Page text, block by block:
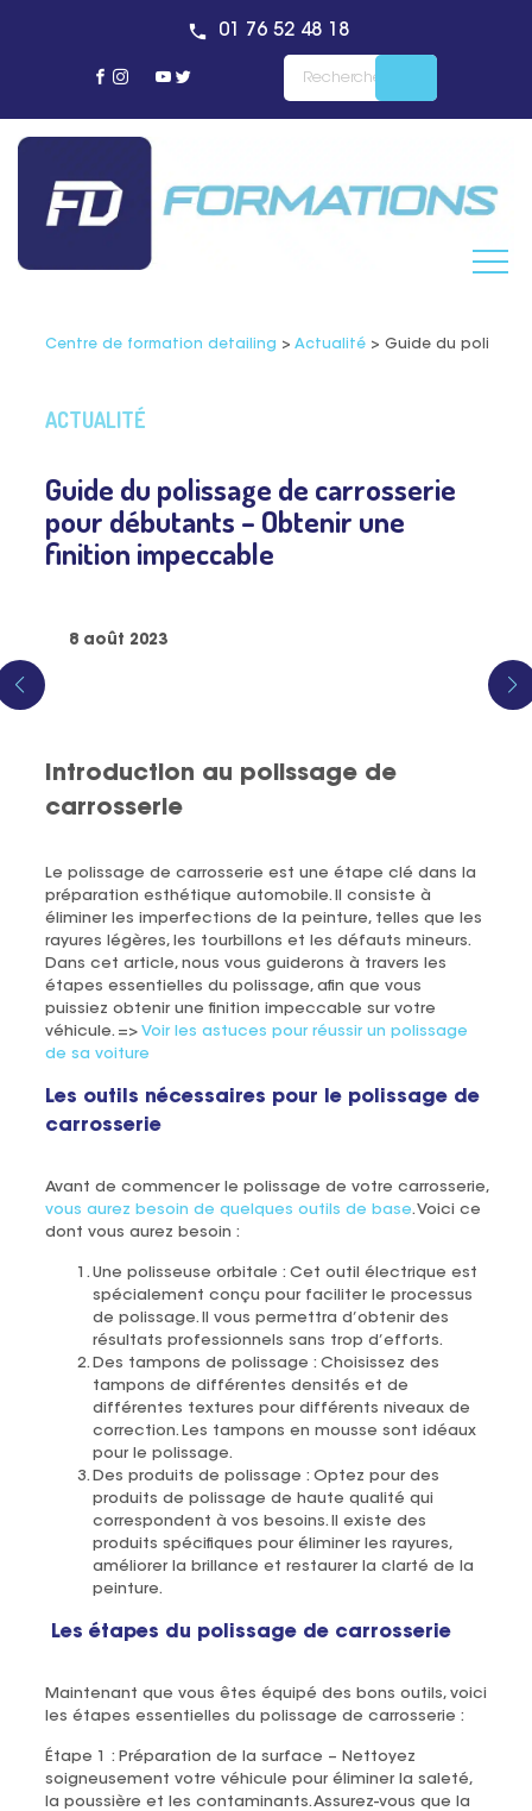
01 76 52 48 18
Centre de formation detailing > Actualité> Guide du
ACTUALITÉ
Guide du polissage de carrosserie
pour débutants – Obtenir une
finition impeccable
8 août 2023
Introduction au polissage de
carrosserie
Le polissage de carrosserie est une étape clé dans la
préparation esthétique automobile. Il consiste à
éliminer les imperfections de la peinture, telles que les
rayures légères, les tourbillons et les défauts mineurs.
Dans cet article, nous vous guiderons à travers les
étapes essentielles du polissage, afin que vous
puissiez obtenir une finition impeccable sur votre
véhicule. => Voir les astuces pour réussir un polissage
de sa voiture
Les outils nécessaires pour le polissage de
carrosserie
Avant de commencer le polissage de votre carrosserie,
vous aurez besoin de quelques outils de base. Voici ce
dont vous aurez besoin :
Une polisseuse orbitale : Cet outil électrique est
spécialement conçu pour faciliter le processus
de polissage. Il vous permettra d’obtenir des
résultats professionnels sans trop d’efforts.
Des tampons de polissage : Choisissez des
tampons de différentes densités et de
différentes textures pour différents niveaux de
correction. Les tampons en mousse sont idéaux
pour le polissage.
Des produits de polissage : Optez pour des
produits de polissage de haute qualité qui
correspondent à vos besoins. Il existe des
produits spécifiques pour éliminer les rayures,
améliorer la brillance et restaurer la clarté de la
peinture.
Les étapes du polissage de carrosserie
Maintenant que vous êtes équipé des bons outils, voici
les étapes essentielles du polissage de carrosserie :
Étape 1 : Préparation de la surface – Nettoyez
soigneusement votre véhicule pour éliminer la saleté,
la poussière et les contaminants. Assurez-vous que la